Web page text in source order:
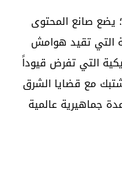
يضع صانع المحتوى
التي تقيد هوامش
التي تفرض قيوداً
مع قضايا الشرق
جماهيرية عالمية